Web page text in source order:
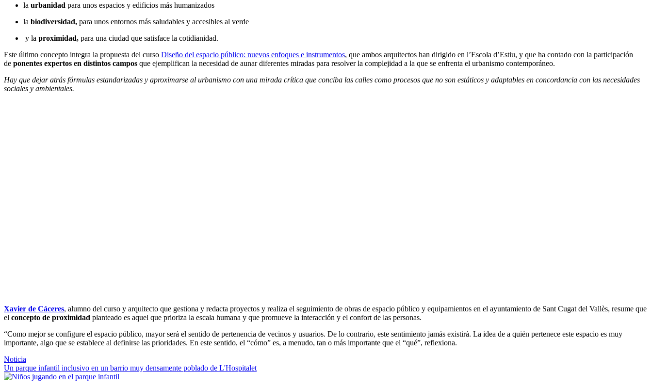
la urbanidad para unos espacios y edificios más humanizados
la biodiversidad, para unos entornos más saludables y accesibles al verde
y la proximidad, para una ciudad que satisface la cotidianidad.
Este último concepto integra la propuesta del curso Diseño del espacio público: nuevos enfoques e instrumentos, que ambos arquitectos han dirigido en l’Escola d’Estiu, y que ha contado con la participación
de ponentes expertos en distintos campos que ejemplifican la necesidad de aunar diferentes miradas para resolver la complejidad a la que se enfrenta el urbanismo contemporáneo.
Hay que dejar atrás fórmulas estandarizadas y aproximarse al urbanismo con una mirada crítica que conciba las calles como procesos que no son estáticos y adaptables en concordancia con las necesidades
sociales y ambientales.
Xavier de Cáceres, alumno del curso y arquitecto que gestiona y redacta proyectos y realiza el seguimiento de obras de espacio público y equipamientos en el ayuntamiento de Sant Cugat del Vallès, resume que
el concepto de proximidad planteado es aquel que prioriza la escala humana y que promueve la interacción y el confort de las personas.
“Como mejor se configure el espacio público, mayor será el sentido de pertenencia de vecinos y usuarios. De lo contrario, este sentimiento jamás existirá. La idea de a quién pertenece este espacio es muy
importante, algo que se establece al definirse las prioridades. En este sentido, el “cómo” es, a menudo, tan o más importante que el “qué”, reflexiona.
Noticia
Un parque infantil inclusivo en un barrio muy densamente poblado de L'Hospitalet